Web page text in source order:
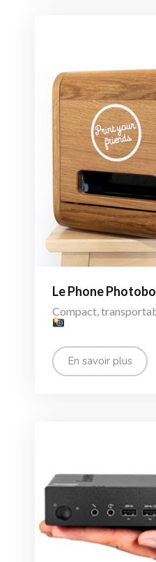
Le Phone
Compact,
En savoir plus